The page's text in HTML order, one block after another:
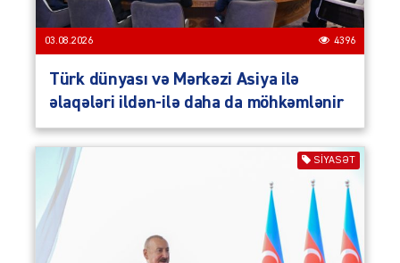
03.08.2026 4396
Türk dünyası və Mərkəzi Asiya ilə
əlaqələri ildən-ilə daha da möhkəmlənir
SIYASƏT